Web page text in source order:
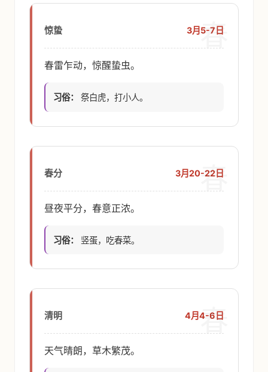
春
惊蛰 3月5-7日
春雷乍动，惊醒蛰虫。
习俗： 祭白虎，打小人。
春
春分 3月20-22日
昼夜平分，春意正浓。
习俗： 竖蛋，吃春菜。
春
清明 4月4-6日
天气晴朗，草木繁茂。